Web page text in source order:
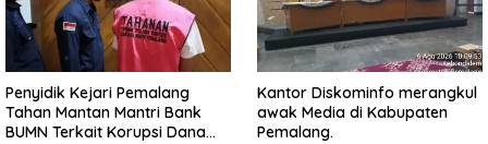
Penyidik Kejari Pemalang
Tahan Mantan Mantri Bank
BUMN Terkait Korupsi Dana
Kantor Diskominfo merangkul
awak Media di Kabupaten
Pemalang.